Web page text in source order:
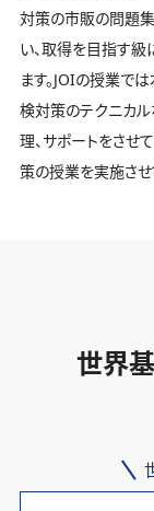
対策の市販の問題
い、取得を目指す
ます。JOIの授業で
検対策のテクニカ
理、サポートをさせ
策の授業を実施させ
世界